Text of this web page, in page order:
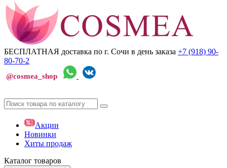
БЕСПЛАТНАЯ доставка по г. Сочи в день заказа +7 (918) 90-
80-70-2
@cosmea_shop
Акции
Новинки
Хиты продаж
Каталог товаров